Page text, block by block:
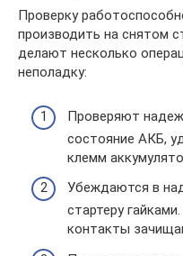
Проверку
производить на снятом
делают несколько
неполадку:
Проверяют
состояние АКБ,
клемм
Убеждаются в
стартеру
контакты